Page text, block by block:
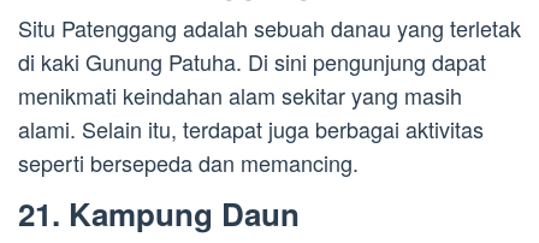
Situ Patenggang adalah sebuah danau yang terletak
di kaki Gunung Patuha. Di sini pengunjung dapat
menikmati keindahan alam sekitar yang masih
alami. Selain itu, terdapat juga berbagai aktivitas
seperti bersepeda dan memancing.
21. Kampung Daun